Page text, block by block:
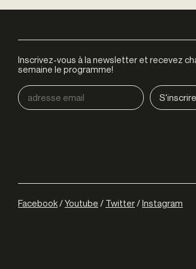
Inscrivez-vous à la newsletter et recevez
semaine le programme!
Facebook/Youtube / Twitter/Instagram